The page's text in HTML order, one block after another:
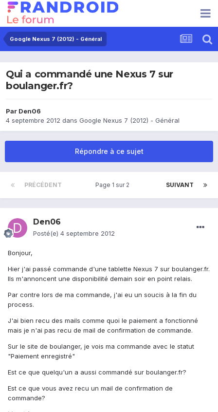
Google Nexus 7 (2012) - Général
Qui a commandé une Nexus 7 sur
boulanger.fr?
Par Den06
4 septembre 2012 dans Google Nexus 7 (2012) - Général
Répondre à ce sujet
PRÉCÉDENT SUIVANT
Page 1 sur 2
Den06
Posté(e) 4 septembre 2012
Bonjour,
Hier j'ai passé commande d'une tablette Nexus 7 sur boulanger.fr.
Ils m'annoncent une disponibilité demain soir en point relais.
Par contre lors de ma commande, j'ai eu un soucis à la fin du
process.
J'ai bien recu des mails comme quoi le paiement a fonctionné
mais je n'ai pas recu de mail de confirmation de commande.
Sur le site de boulanger, je vois ma commande avec le statut
"Paiement enregistré"
Est ce que quelqu'un a aussi commandé sur boulanger.fr?
Est ce que vous avez recu un mail de confirmation de
commande?